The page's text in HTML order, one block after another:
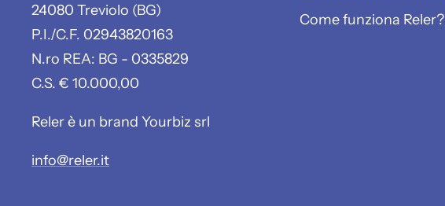
24080 Treviolo (BG)
P.I./C.F. 02943820163
N.ro REA: BG - 0335829
C.S. € 10.000,00
Reler è un brand Yourbiz srl
info@reler.it
Come funziona Reler?